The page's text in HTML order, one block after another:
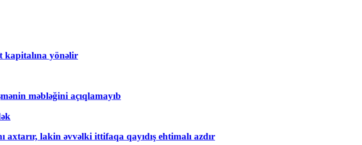
kapitalına yönəlir
məbləğini açıqlamayıb
lakin əvvəlki ittifaqa qayıdış ehtimalı azdır